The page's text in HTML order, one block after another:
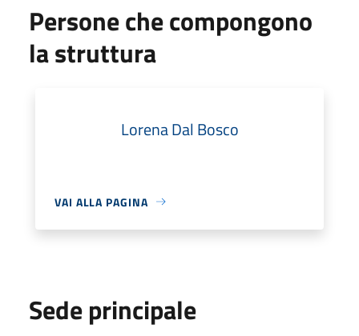
Persone che compongono
la struttura
Lorena Dal Bosco
VAI ALLA PAGINA
Sede principale